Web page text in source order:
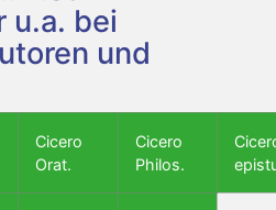
u.a. bei
und
Cicero
Orat.
Cicero
Philos.